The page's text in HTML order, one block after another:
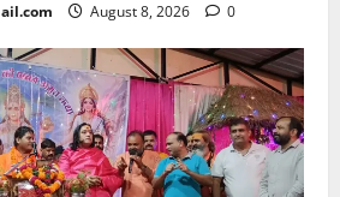
August 8, 2026 0